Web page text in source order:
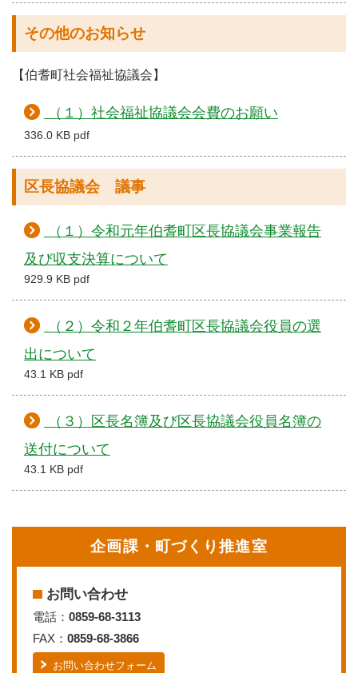
その他のお知らせ
【伯耆町社会福祉協議会】
（１）社会福祉協議会会費のお願い
336.0 KB pdf
区長協議会 議事
（１）令和元年伯耆町区長協議会事業報告
及び収支決算について
929.9 KB pdf
（２）令和２年伯耆町区長協議会役員の選
出について
43.1 KB pdf
（３）区長名簿及び区長協議会役員名簿の
送付について
43.1 KB pdf
企画課・町づくり推進室
お問い合わせ
電話： 0859-68-3113
FAX： 0859-68-3866
お問い合わせフォーム